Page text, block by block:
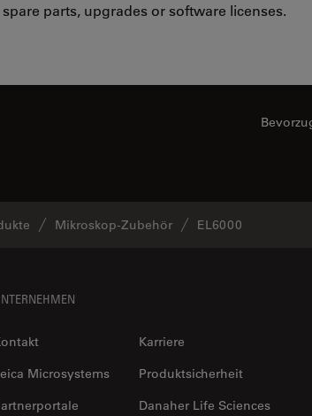
spare parts, upgrades or software licenses.
Mikroskop-Zubehör EL6000
Karriere
Microsystems
Produktsicherheit
Danaher Life Sciences